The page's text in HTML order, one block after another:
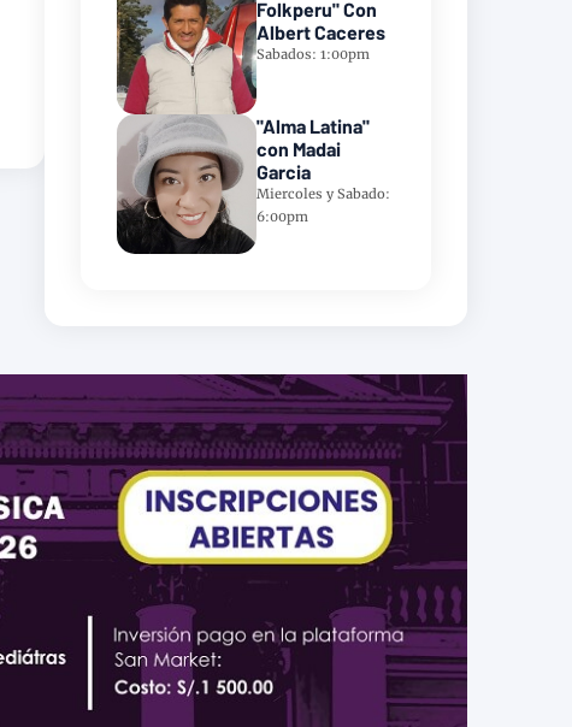
Folkperu" Con
Albert Caceres
Sabados: 1:00pm
"Alma Latina"
con Madai
Garcia
Miercoles y Sabado:
6:00pm